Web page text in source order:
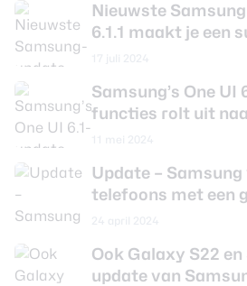
Nieuwste
6.1.1 maakt je een
Samsung’s One
functies rolt uit
Update –
telefoons met een
Ook Galaxy S22
update van